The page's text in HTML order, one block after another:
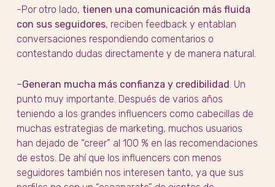
-Por otro lado, tienen una comunicación más fluida
con sus seguidores, reciben feedback y entablan
conversaciones respondiendo comentarios o
contestando dudas directamente y de manera natural.
–Generan mucha más confianza y credibilidad . Un
punto muy importante. Después de varios años
teniendo a los grandes influencers como cabecillas de
muchas estrategias de marketing, muchos usuarios
han dejado de “creer” al 100 % en las recomendaciones
de estos. De ahí que los influencers con menos
seguidores también nos interesen tanto, ya que sus